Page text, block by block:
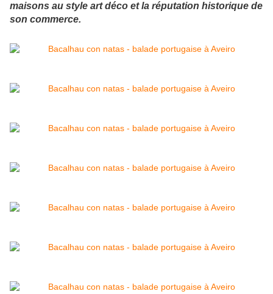
maisons au style art déco et la réputation historique de
son commerce.